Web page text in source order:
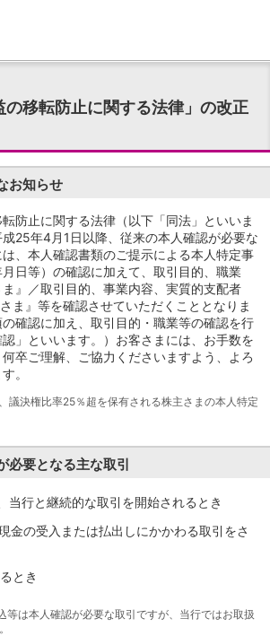
年金）
ドファンディング
ング
の移転防止に関する法律」の改正
お知らせ
転防止に関する法律（以下「同法」といいま
25年4月1日以降、従来の本人確認が必要な
、本人確認書類のご提示による本人特定事
日等）の確認に加えて、取引目的、職業
ま』／取引目的、事業内容、実質的支配者
ま』等を確認させていただくこととなりま
確認に加え、取引目的・職業等の確認を行
」といいます。）お客さまには、お手数を
卒ご理解、ご協力くださいますよう、よろ
。
議決権比率25％超を保有される株主さまの本人特定
必要となる主な取引
当行と継続的な取引を開始されるとき
金の受入または払出しにかかわる取引をさ
とき
等は本人確認が必要な取引ですが、当行ではお取扱